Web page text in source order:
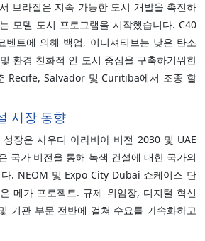
브라질은 지속 가능한 도시 개발을 촉진하
모델 도시 프로그램을 시작했습니다. C40
벤트에 의해 백업, 이니셔티브는 낮은 탄소
환경 친화적 인 도시 중심을 구축하기위한
Recife, Salvador 및 Curitiba에서 조종 할
시장 동향
성장은 사우디 아라비아 비전 2030 및 UAE
국가 비전을 통해 녹색 건설에 대한 국가의
. NEOM 및 Expo City Dubai 쇼케이스 탄
메가 프로젝트. 규제 위임장, 디지털 혁신
기관 부문 전반에 걸쳐 수요를 가속화하고